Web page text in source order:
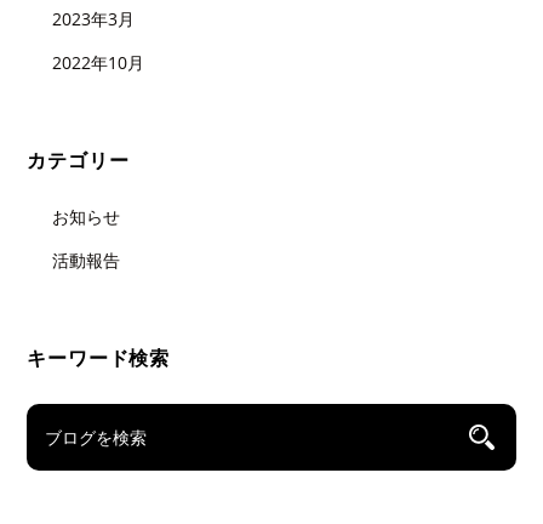
2023年3月
2022年10月
カテゴリー
お知らせ
活動報告
キーワード検索